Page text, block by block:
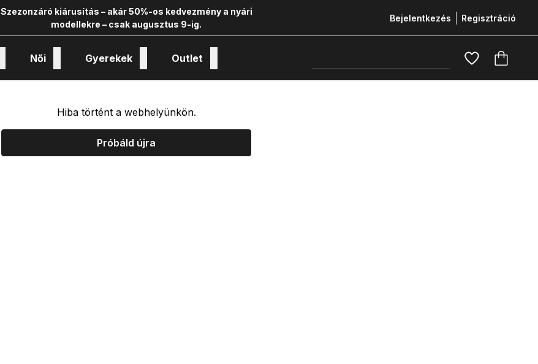
Szezonzáró kiárusítás – akár 50%-os kedvezmény a nyári
modellekre – csak augusztus 9-ig.
Bejelentkezés Regisztráció
Női Gyerekek Outlet
Hiba történt a webhelyünkön.
Próbáld újra